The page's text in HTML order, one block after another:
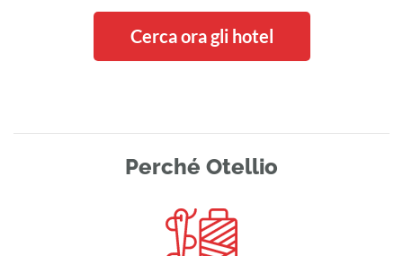
Cerca ora gli hotel
Perché Otellio